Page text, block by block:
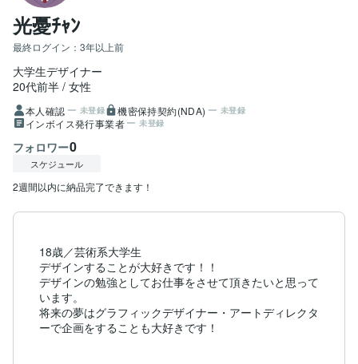
光憂ﾁｬﾝ
最終ログイン： 3年以上前
大学生デザイナー
20代前半 女性
本人確認 未登録 機密保持契約(NDA) 未登録
インボイス発行事業者 未登録
フォロワー0
スケジュール
2週間以内に納品完了できます！
18歳／芸術系大学生
デザインすることが大好きです！！
デザインの勉強としてお仕事をさせて頂きたいと思って
います。
将来の夢はグラフィックデザイナー・アートディレクタ
ーで企画をすることも大好きです！